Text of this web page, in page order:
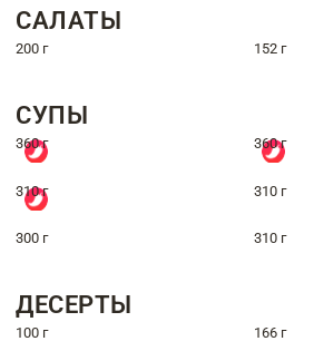
САЛАТЫ
200 г 152 г
СУПЫ
360 г 360 г
310 г 310 г
300 г 310 г
ДЕСЕРТЫ
100 г 166 г